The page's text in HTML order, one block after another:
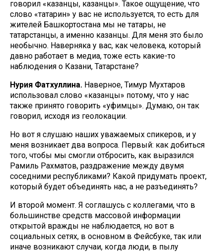
говорил «казанцы, казанцы». Такое ощущение, что
слово «татарин» у вас не используется, то есть для
жителей Башкортостана мы не татары, не
татарстанцы, а именно казанцы. Для меня это было
необычно. Наверняка у вас, как человека, который
давно работает в медиа, тоже есть какие-то
наблюдения о Казани, Татарстане?
Нурия Фатхуллина. Наверное, Тимур Мухтаров
использовал слово «казанцы» потому, что у нас
также принято говорить «уфимцы». Думаю, он так
говорил, исходя из геолокации.
Но вот я слушаю наших уважаемых спикеров, и у
меня возникает два вопроса. Первый: как добиться
того, чтобы мы смогли отбросить, как выразился
Рамиль Рахматов, раздражение между двумя
соседними республиками? Какой придумать проект,
который будет объединять нас, а не разъединять?
И второй момент. Я соглашусь с коллегами, что в
большинстве средств массовой информации
открытой вражды не наблюдается, но вот в
социальных сетях, в основном в Фейсбуке, так или
иначе возникают случаи, когда люди, в пылу